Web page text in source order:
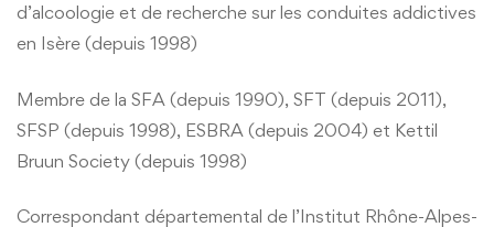
d’alcoologie et de recherche sur les conduites addictives
en Isère (depuis 1998)
Membre de la SFA (depuis 1990), SFT (depuis 2011),
SFSP (depuis 1998), ESBRA (depuis 2004) et Kettil
Bruun Society (depuis 1998)
Correspondant départemental de l’Institut Rhône-Alpes-